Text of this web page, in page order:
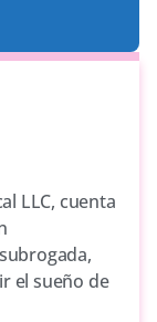
LLC, cuenta
el sueño de